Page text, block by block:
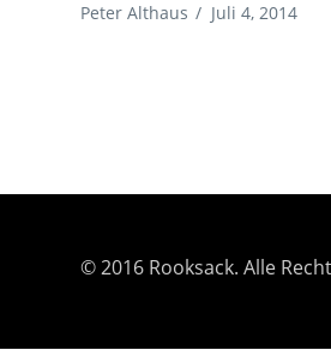
Peter Althaus / Juli 4, 2014
© 2016 Rooksack. Alle